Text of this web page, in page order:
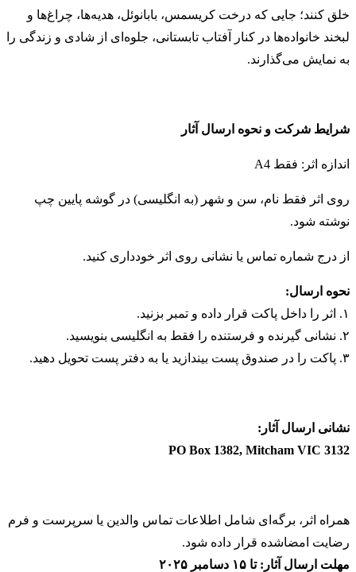
خلق کنند؛ جایی که درخت کریسمس، بابانوئل، هدیه‌ها، چراغ‌ها و
لبخند خانواده‌ها در کنار آفتاب تابستانی، جلوه‌ای از شادی و زندگی را
به نمایش می‌گذارند.
شرایط شرکت و نحوه ارسال آثار
اندازه اثر: فقط A4
روی اثر فقط نام، سن و شهر (به انگلیسی) در گوشه پایین چپ
نوشته شود.
از درج شماره تماس یا نشانی روی اثر خودداری کنید.
نحوه ارسال:
۱. اثر را داخل پاکت قرار داده و تمبر بزنید.
۲. نشانی گیرنده و فرستنده را فقط به انگلیسی بنویسید.
۳. پاکت را در صندوق پست بیندازید یا به دفتر پست تحویل دهید.
نشانی ارسال آثار:
PO Box 1382, Mitcham VIC 3132
همراه اثر، برگه‌ای شامل اطلاعات تماس والدین یا سرپرست و فرم
رضایت امضا‌شده قرار داده شود.
مهلت ارسال آثار: تا ۱۵ دسامبر ۲۰۲۵